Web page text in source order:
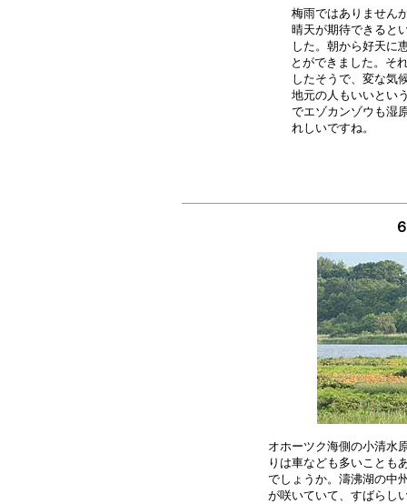
梅雨ではありません
晴天が期待できると
した。朝から好天に
とができました。そ
したそうで、変な気
地元の人もいいとい
でエゾカンゾウも湿
オホーツク海側の小清水
りは車なども多いことも
でしょうか。濤沸湖の中
が咲いていて、すばらし